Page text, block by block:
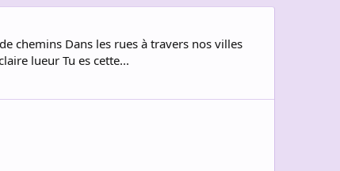
chemins Dans les rues à travers nos villes
lueur Tu es cette...